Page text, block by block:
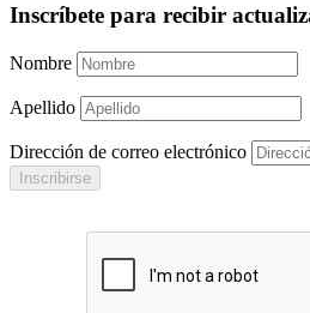
Inscríbete para recibir
Nombre
Apellido
Dirección de correo electrónico
Inscribirse